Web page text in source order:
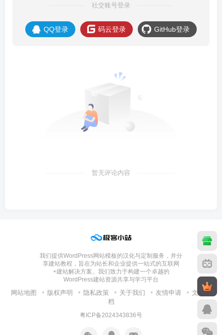
社交账号登录
QQ登录 码云登录 GitHub登录
暂无评论内容
我们提供WordPress网站模板的汉化与定制服务，并分
享建站教程，旨在为站长和企业提供一站式的互联网
+建站解决方案。我们致力于构建一个卓越的
WordPress建站资源共享与学习平台
网站地图 版权声明 隐私政策 关于我们 友情申请
文章归
档
粤ICP备2024343836号